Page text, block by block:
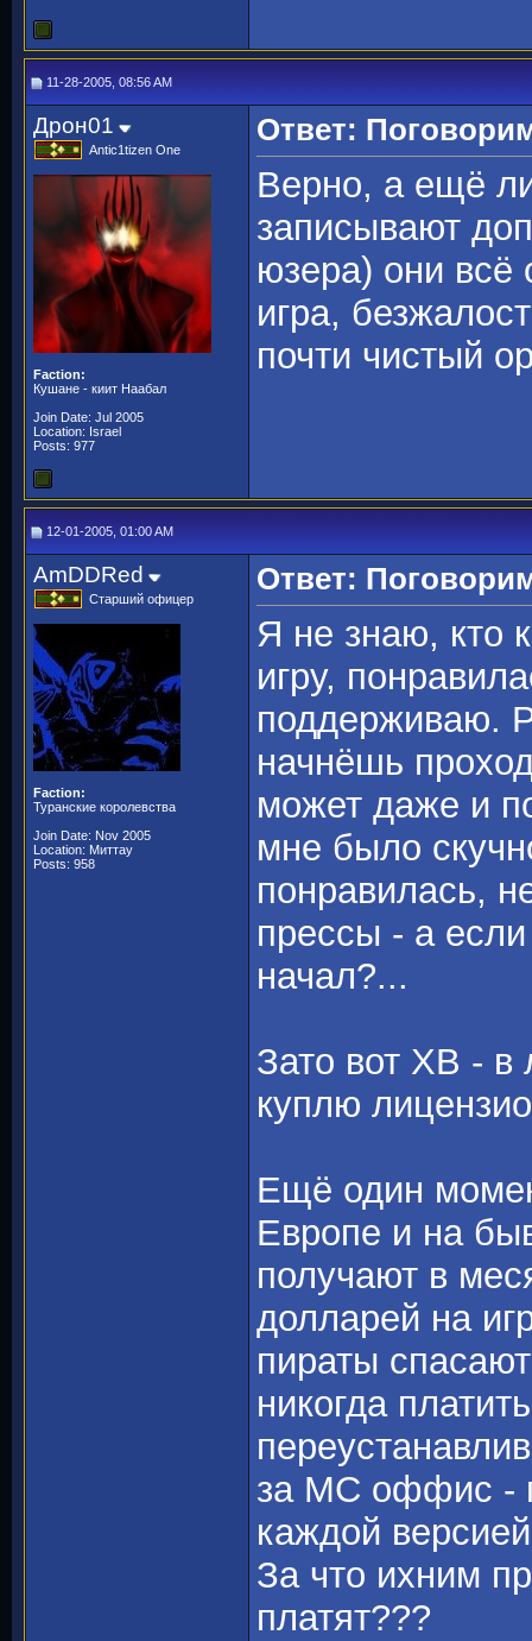
11-28-2005, 08:56 AM
Дрон01
Antic1tizen One
Faction:
Кушане - киит Наабал
Join Date: Jul 2005
Location: Israel
Posts: 977
Ответ:
Верно, а ещё
записывают
юзера) они всё
игра,
почти чистый
12-01-2005, 01:00 AM
AmDDRed
Старший офицер
Faction:
Туранские королевства
Join Date: Nov 2005
Location: Миттау
Posts: 958
Ответ:
Я не знаю, кто
игру,
поддерживаю.
начнёшь
может даже и
мне было
понравилась,
прессы - а
начал?...
Зато вот ХВ - в
куплю
Ещё один
Европе и на
получают в
долларей на
пираты
никогда
за МС оффис -
каждой
За что ихним
платят???